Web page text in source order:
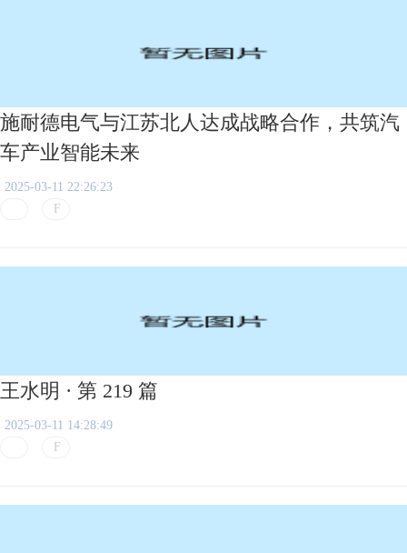
施耐德电气与江苏北人达成战略合作，共筑汽
车产业智能未来
2025-03-11 22:26:23
王水明 · 第 219 篇
2025-03-11 14:28:49